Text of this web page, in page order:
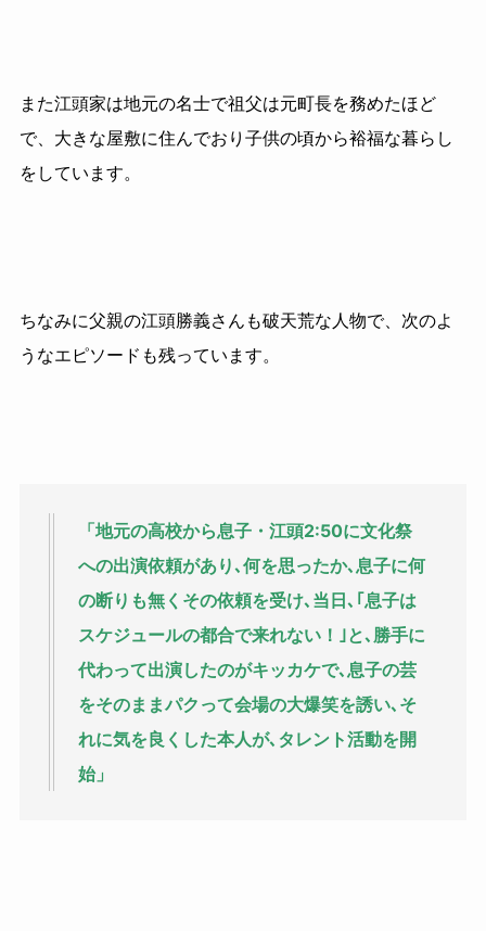
また江頭家は地元の名士で祖父は元町長を務めたほど
で、大きな屋敷に住んでおり子供の頃から裕福な暮らし
をしています。
ちなみに父親の江頭勝義さんも破天荒な人物で、次のよ
うなエピソードも残っています。
「地元の高校から息子・江頭2:50に文化祭
への出演依頼があり､何を思ったか､息子に何
の断りも無くその依頼を受け､当日､｢息子は
スケジュールの都合で来れない！｣と､勝手に
代わって出演したのがキッカケで､息子の芸
をそのままパクって会場の大爆笑を誘い､そ
れに気を良くした本人が､タレント活動を開
始」